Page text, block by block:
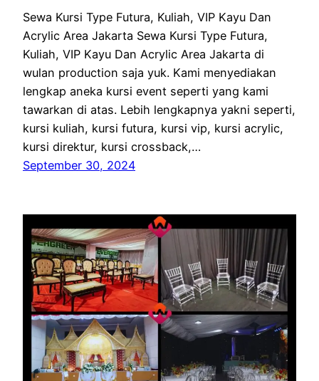
Sewa Kursi Type Futura, Kuliah, VIP Kayu Dan
Acrylic Area Jakarta Sewa Kursi Type Futura,
Kuliah, VIP Kayu Dan Acrylic Area Jakarta di
wulan production saja yuk. Kami menyediakan
lengkap aneka kursi event seperti yang kami
tawarkan di atas. Lebih lengkapnya yakni seperti,
kursi kuliah, kursi futura, kursi vip, kursi acrylic,
kursi direktur, kursi crossback,…
September 30, 2024